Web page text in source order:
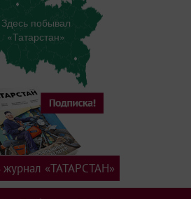
Здесь побывал
«Татарстан»
журнал «ТАТАРСТАН»